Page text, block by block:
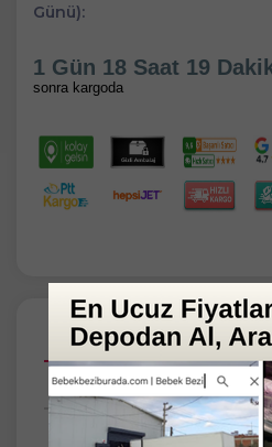
Günü):
1 Gün 18 Saat 19
sonra kargoda
Taksit
Tüm